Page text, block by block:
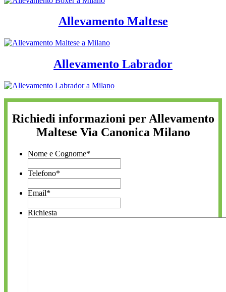
Allevamento Maltese
Allevamento Labrador
Richiedi informazioni per Allevamento
Maltese Via Canonica Milano
Nome e Cognome*
Telefono*
Email*
Richiesta